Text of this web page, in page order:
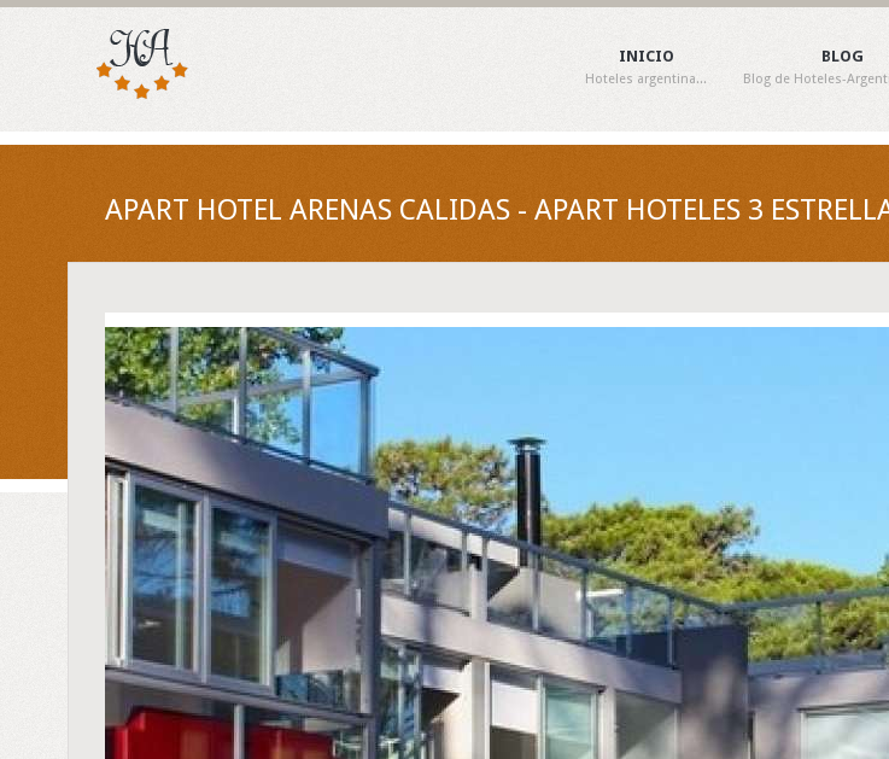
INICIO
Hoteles argentina...
BLOG
Blog de Hoteles-
APART HOTEL ARENAS CALIDAS - APART HOTELES 3